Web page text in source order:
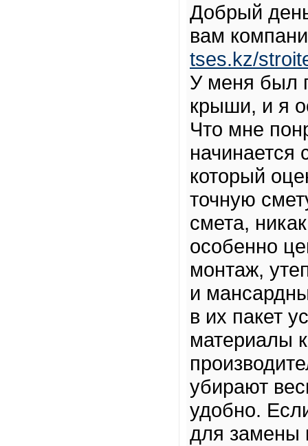
Добрый
вам
tses.kz/
У меня был
крыши, и я
Что мне
начинается
который
точную
смета,
особенно
монтаж,
и
в их пакет
материалы
убирают
удобно.
для замены